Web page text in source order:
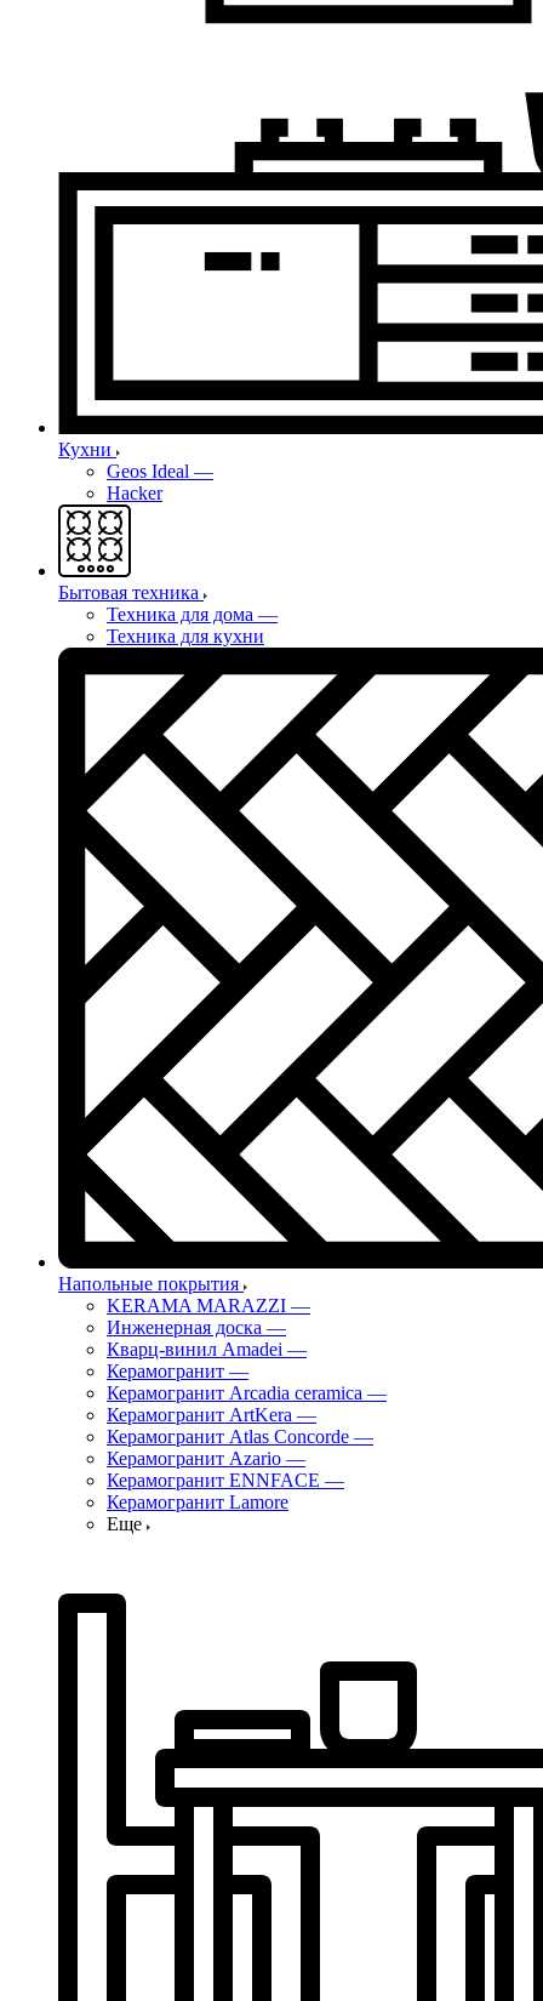
Кухни
Geos Ideal —
Hacker
Бытовая техника
Техника для дома —
Техника для кухни
Напольные покрытия
KERAMA MARAZZI —
Инженерная доска —
Кварц-винил Amadei —
Керамогранит —
Керамогранит Arcadia ceramica —
Керамогранит ArtKera —
Керамогранит Atlas Concorde —
Керамогранит Azario —
Керамогранит ENNFACE —
Керамогранит Lamore
Еще